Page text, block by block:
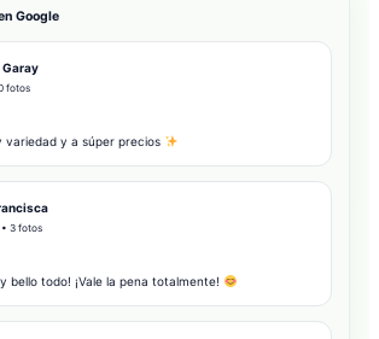
Google
fotos
variedad y a súper precios
3 fotos
bello todo! ¡Vale la pena totalmente!